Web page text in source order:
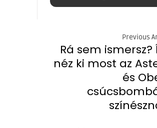
Previous
Rá sem ismersz?
néz ki most az
és